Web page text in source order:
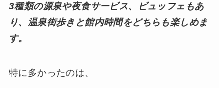
3種類の源泉や夜食サービス、ビュッフェもあ
り、温泉街歩きと館内時間をどちらも楽しめま
す。
特に多かったのは、